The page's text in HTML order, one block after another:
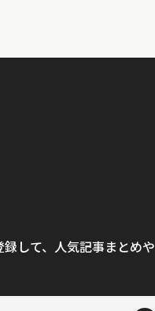
録して、人気記事まとめや